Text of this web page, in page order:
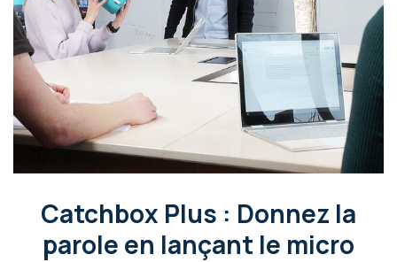
Catchbox Plus : Donnez la
parole en lançant le micro